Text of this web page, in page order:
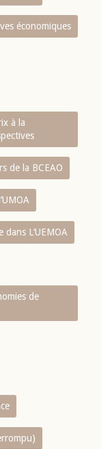
économiques
à la
de la BCEAO
L‘UEMOA
de